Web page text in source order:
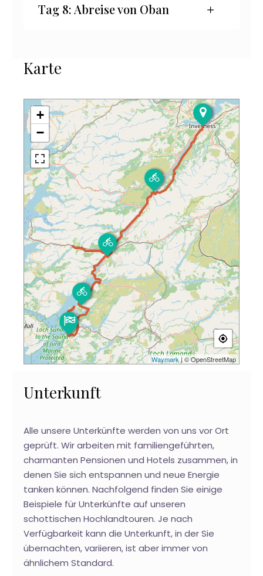
Tag 8: Abreise von Oban
Karte
+
−
Waymark| © OpenStreetMap
Unterkunft
Alle unsere Unterkünfte werden von uns vor Ort
geprüft. Wir arbeiten mit familiengeführten,
charmanten Pensionen und Hotels zusammen, in
denen Sie sich entspannen und neue Energie
tanken können. Nachfolgend finden Sie einige
Beispiele für Unterkünfte auf unseren
schottischen Hochlandtouren. Je nach
Verfügbarkeit kann die Unterkunft, in der Sie
übernachten, variieren, ist aber immer von
ähnlichem Standard.